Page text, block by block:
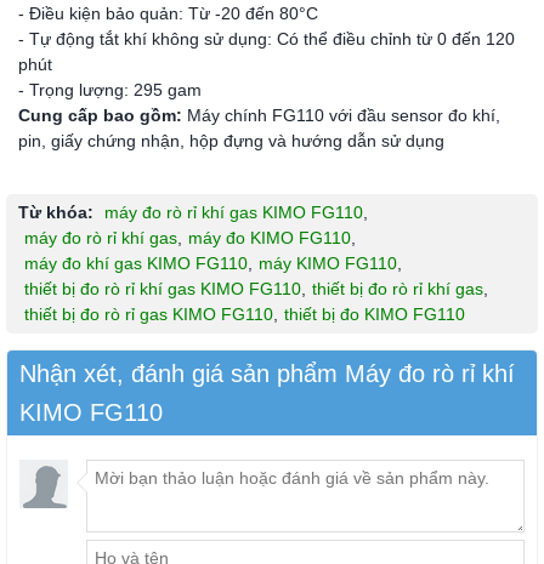
- Điều kiện bảo quản: Từ -20 đến 80°C
- Tự động tắt khí không sử dụng: Có thể điều chỉnh từ 0 đến 120
phút
- Trọng lượng: 295 gam
Cung cấp bao gồm: Máy chính FG110 với đầu sensor đo khí,
pin, giấy chứng nhận, hộp đựng và hướng dẫn sử dụng
Từ khóa: máy đo rò rỉ khí gas KIMO FG110,
máy đo rò rỉ khí gas, máy đo KIMO FG110,
máy đo khí gas KIMO FG110, máy KIMO FG110,
thiết bị đo rò rỉ khí gas KIMO FG110, thiết bị đo rò rỉ khí gas,
thiết bị đo rò rỉ gas KIMO FG110, thiết bị đo KIMO FG110
Nhận xét, đánh giá sản phẩm Máy đo rò rỉ khí
KIMO FG110